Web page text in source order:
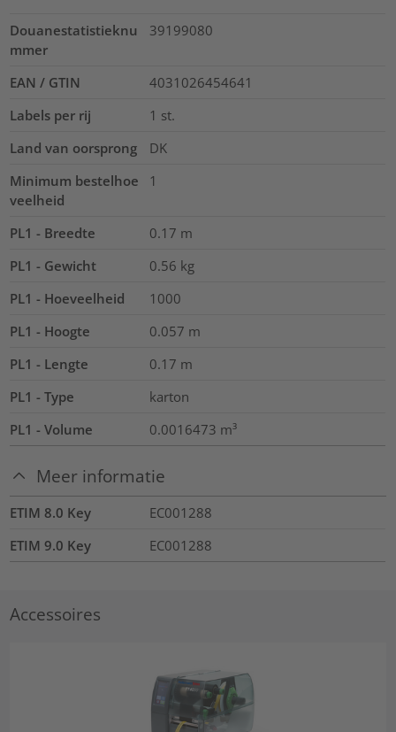
Douanestatistieknu
mmer
39199080
EAN / GTIN
4031026454641
Labels per rij
1 st.
Land van oorsprong
DK
Minimum bestelhoe
veelheid
1
PL1 - Breedte 0.17 m
PL1 - Gewicht
0.56 kg
PL1 - Hoeveelheid
1000
PL1 - Hoogte
0.057 m
PL1 - Lengte
0.17 m
PL1 - Type
karton
PL1 - Volume
0.0016473 m³
Meer informatie
ETIM 8.0 Key
EC001288
ETIM 9.0 Key
EC001288
Accessoires